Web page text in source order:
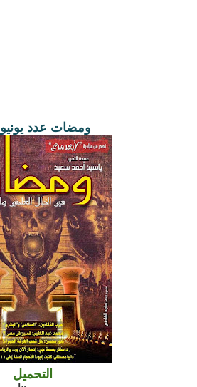
ومضات عدد يونيو 2015
التحميل